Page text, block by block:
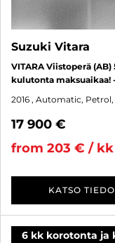
Suzuki Vitara
VITARA Viistoperä
kulutonta maksuaikaa!
2016 , Automatic, Petrol,
17 900 €
from 203 € / kk
KATSO
6 kk korotonta ja